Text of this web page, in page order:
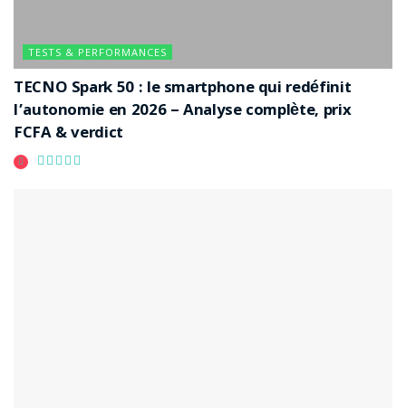
TESTS & PERFORMANCES
TECNO Spark 50 : le smartphone qui redéfinit
l’autonomie en 2026 – Analyse complète, prix
FCFA & verdict